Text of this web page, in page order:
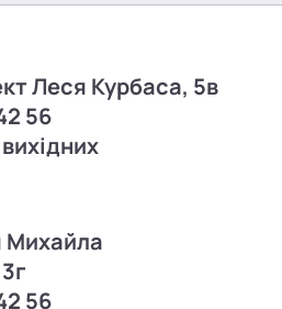
Леся Курбаса, 5в
56
Михайла
56